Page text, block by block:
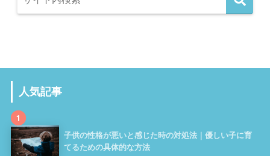
人気記事
1
子供の性格が悪いと感じた時の対処法｜優しい子に育
てるための具体的な方法